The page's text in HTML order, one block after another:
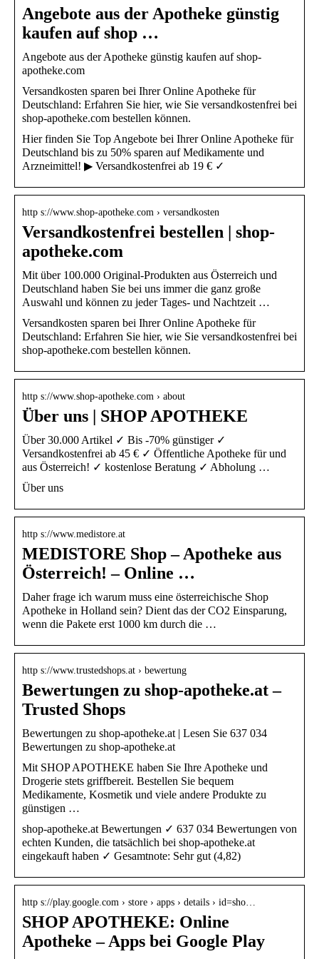
Angebote aus der Apotheke günstig
kaufen auf shop …
Angebote aus der Apotheke günstig kaufen auf shop-
apotheke.com
Versandkosten sparen bei Ihrer Online Apotheke für
Deutschland: Erfahren Sie hier, wie Sie versandkostenfrei bei
shop-apotheke.com bestellen können.
Hier finden Sie Top Angebote bei Ihrer Online Apotheke für
Deutschland bis zu 50% sparen auf Medikamente und
Arzneimittel! ▶ Versandkostenfrei ab 19 € ✓
http s://www.shop-apotheke.com › versandkosten
Versandkostenfrei bestellen | shop-
apotheke.com
Mit über 100.000 Original-Produkten aus Österreich und
Deutschland haben Sie bei uns immer die ganz große
Auswahl und können zu jeder Tages- und Nachtzeit …
Versandkosten sparen bei Ihrer Online Apotheke für
Deutschland: Erfahren Sie hier, wie Sie versandkostenfrei bei
shop-apotheke.com bestellen können.
http s://www.shop-apotheke.com › about
Über uns | SHOP APOTHEKE
Über 30.000 Artikel ✓ Bis -70% günstiger ✓
Versandkostenfrei ab 45 € ✓ Öffentliche Apotheke für und
aus Österreich! ✓ kostenlose Beratung ✓ Abholung …
Über uns
http s://www.medistore.at
MEDISTORE Shop – Apotheke aus
Österreich! – Online …
Daher frage ich warum muss eine österreichische Shop
Apotheke in Holland sein? Dient das der CO2 Einsparung,
wenn die Pakete erst 1000 km durch die …
http s://www.trustedshops.at › bewertung
Bewertungen zu shop-apotheke.at –
Trusted Shops
Bewertungen zu shop-apotheke.at | Lesen Sie 637 034
Bewertungen zu shop-apotheke.at
Mit SHOP APOTHEKE haben Sie Ihre Apotheke und
Drogerie stets griffbereit. Bestellen Sie bequem
Medikamente, Kosmetik und viele andere Produkte zu
günstigen …
shop-apotheke.at Bewertungen ✓ 637 034 Bewertungen von
echten Kunden, die tatsächlich bei shop-apotheke.at
eingekauft haben ✓ Gesamtnote: Sehr gut (4,82)
http s://play.google.com › store › apps › details › id=sho…
SHOP APOTHEKE: Online
Apotheke – Apps bei Google Play